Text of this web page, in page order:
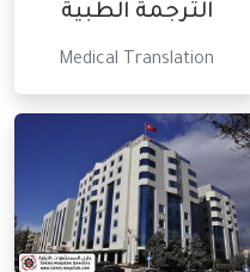
الترجمة الطبية
Medical Translation